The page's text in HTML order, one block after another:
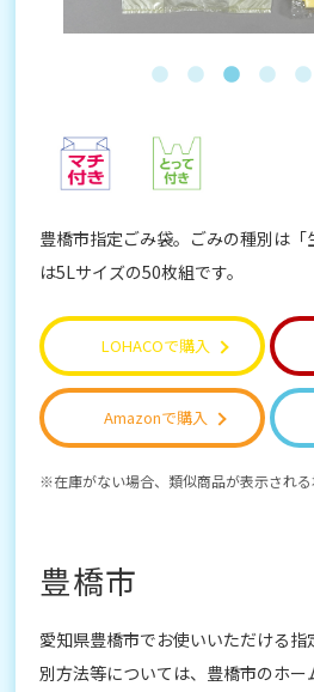
豊橋市指定ごみ袋。ごみの種別は
は5Lサイズの50枚組です。
LOHACOで購入
Amazonで購入
在庫がない場合、類似商品が表示される
豊橋市
愛知県豊橋市でお使いいただける
別方法等については、豊橋市のホー